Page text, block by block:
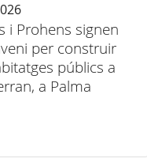
i Prohens signen
per construir
públics a
a Palma